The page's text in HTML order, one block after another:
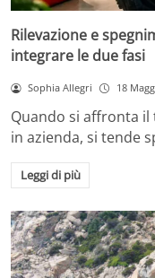
Rilevazione e
integrare le due fasi
Sophia Allegri 18
Quando si affronta il
in azienda, si tende
Leggi di più